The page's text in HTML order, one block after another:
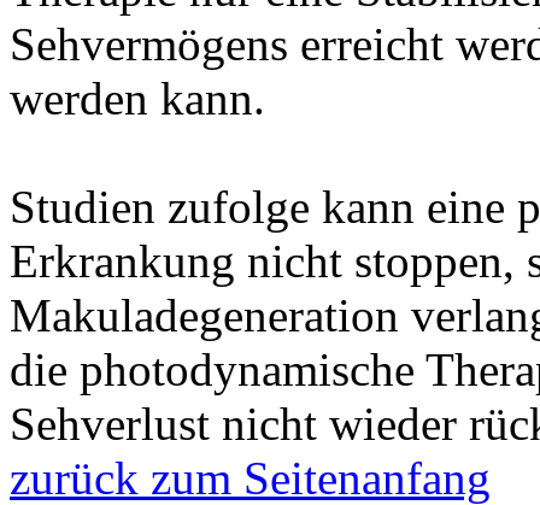
Sehvermögens erreicht
werden kann.
Studien zufolge kann eine
Erkrankung nicht stoppen,
Makuladegeneration
die photodynamische
Sehverlust nicht wieder
zurück zum Seitenanfang